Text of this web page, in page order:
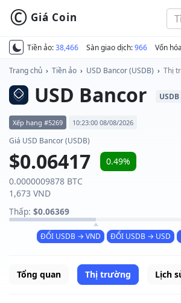
Tiền ảo:38,466 Sàn giao dịch:966 Vốn
© Giá Coin
Trang chủ › Tiền ảo › USD Bancor (USDB) › Thị
USD Bancor USDB
Xếp hạng #5269 10:23:00 08/08/2026
Giá USD Bancor (USDB)
$0.06417
0.49%
0.0000009878 BTC
1,673 VND
Thấp: $0.06369
ĐỔI USDB → VND ĐỔI USDB → USD
Tổng quan Thị trường Lịch